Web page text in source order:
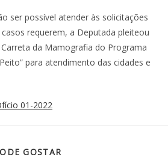
ser possível atender às solicitações
requerem, a Deputada pleiteou
da Mamografia do Programa
para atendimento das cidades e
01-2022
GOSTAR